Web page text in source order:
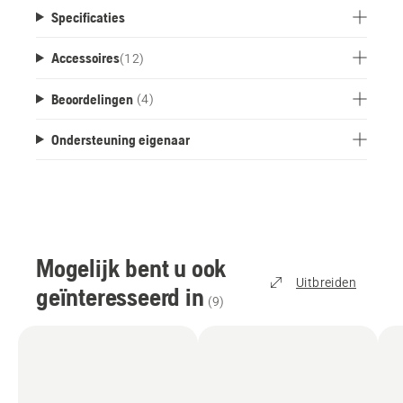
andere accu's en opladers van deelnemende
merken. Zo hoef je voor al je huis- en
tuinproducten maar één accu aan te schaffen.
Specificaties
Accessoires(12)
Beoordelingen (4)
Ondersteuning eigenaar
Mogelijk bent u ook
geïnteresseerd in (9)
Uitbreiden